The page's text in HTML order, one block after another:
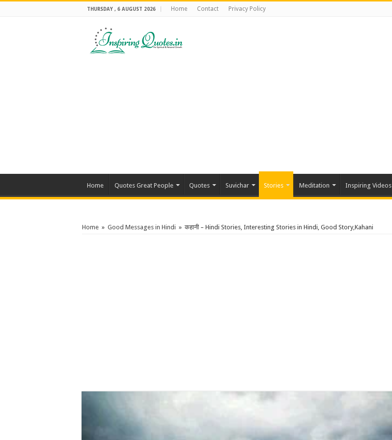
THURSDAY , 6 AUGUST 2026 Home Contact Privacy Policy
Home Quotes Great People Quotes Suvichar Stories Meditation Inspiring Videos
Home » Good Messages in Hindi » कहानी – Hindi Stories, Interesting Stories in Hindi, Good Story,Kahani